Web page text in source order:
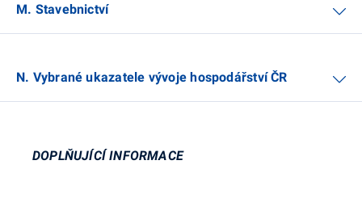
M. Stavebnictví
N. Vybrané ukazatele vývoje hospodářství ČR
DOPLŇUJÍCÍ INFORMACE